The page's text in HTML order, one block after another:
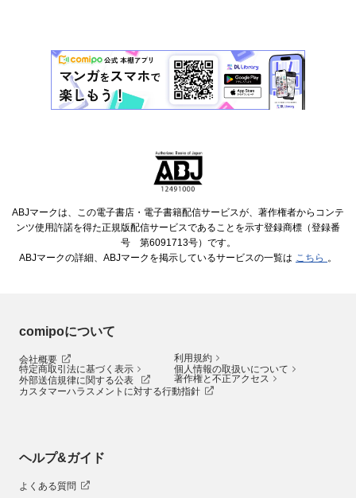
ABJマークは、この電子書店・電子書籍配信サービスが、著作権者からコンテ
ンツ使用許諾を得た正規版配信サービスであることを示す登録商標（登録番
号 第6091713号）です。
ABJマークの詳細、ABJマークを掲示しているサービスの一覧は こちら 。
comipoについて
会社概要
利用規約
特定商取引法に基づく表示
個人情報の取扱いについて
外部送信規律に関する公表
著作権と不正アクセス
カスタマーハラスメントに対する行動指針
ヘルプ&ガイド
よくある質問